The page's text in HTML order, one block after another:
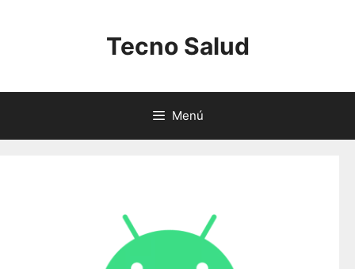
Tecno Salud
Menú